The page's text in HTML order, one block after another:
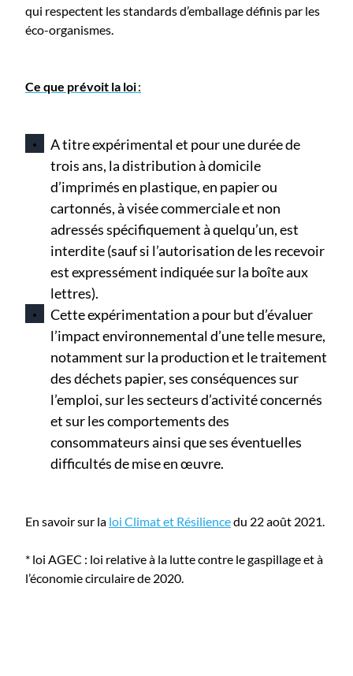
qui respectent les standards d’emballage définis par les
éco-organismes.
Ce que prévoit la loi:
A titre expérimental et pour une durée de
trois ans, la distribution à domicile
d’imprimés en plastique, en papier ou
cartonnés, à visée commerciale et non
adressés spécifiquement à quelqu’un, est
interdite (sauf si l’autorisation de les recevoir
est expressément indiquée sur la boîte aux
lettres).
Cette expérimentation a pour but d’évaluer
l’impact environnemental d’une telle mesure,
notamment sur la production et le traitement
des déchets papier, ses conséquences sur
l’emploi, sur les secteurs d’activité concernés
et sur les comportements des
consommateurs ainsi que ses éventuelles
difficultés de mise en œuvre.
En savoir sur la loi Climat et Résiliencedu 22 août 2021.
* loi AGEC : loi relative à la lutte contre le gaspillage et à
l’économie circulaire de 2020.